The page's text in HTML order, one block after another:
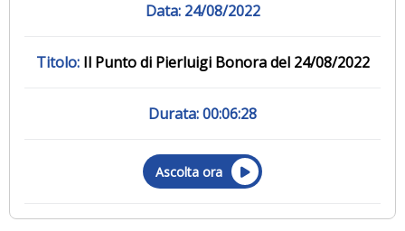
24/08/2022
Il Punto di Pierluigi Bonora del 24/08/2022
00:06:28
Ascolta ora